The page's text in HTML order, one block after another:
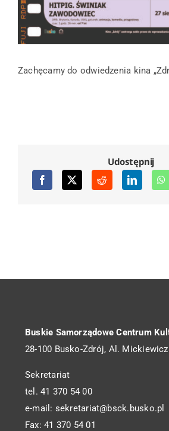
Zachęcamy do odwiedzenia kina
Udostępnij
Buskie Samorządowe Centrum
28-100 Busko-Zdrój, Al.
Sekretariat
tel. 41 370 54 00
e-mail: sekretariat@bsck.busko.pl
Fax: 41 370 54 01